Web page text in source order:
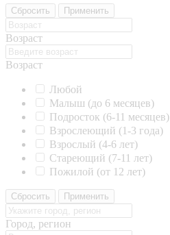
Сбросить Применить
Возраст
Возраст
Любой
Малыш (до 6 месяцев)
Подросток (6-11 месяцев)
Взрослеющий (1-3 года)
Взрослый (4-6 лет)
Стареющий (7-11 лет)
Пожилой (от 12 лет)
Сбросить Применить
Город, регион